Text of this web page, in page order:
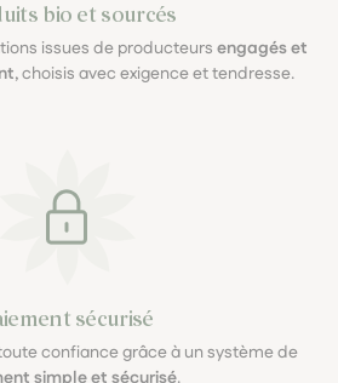
bio et sourcés
issues de producteurs engagés et
, choisis avec exigence et tendresse.
sécurisé
confiance grâce à un système de